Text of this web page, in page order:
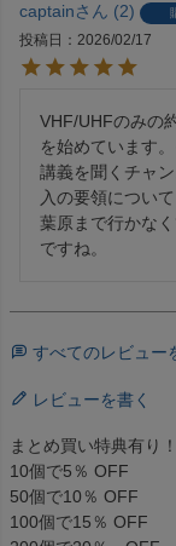
captain 2
投稿日
2026/02/17
VHF/UHFのみの
を始めています
講義を聞くチャ
入の要領につい
葉原まで行かな
ですね。
すべてのレビュー
レビューを書く
まとめ買い特典有り！
10個で5％ OFF
50個で10％ OFF
100個で15％ OFF